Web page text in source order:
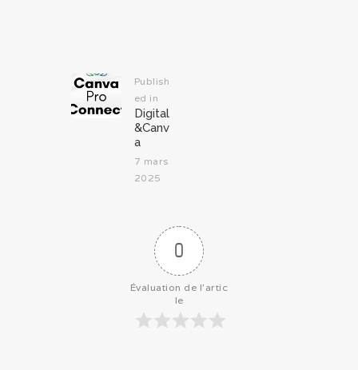
Publish
ed in
post:
Digital
&Canv
a
7 mars
2025
0
Évaluation de l'artic
le